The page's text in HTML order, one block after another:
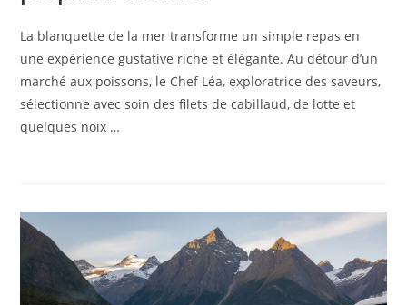
La blanquette de la mer transforme un simple repas en
une expérience gustative riche et élégante. Au détour d’un
marché aux poissons, le Chef Léa, exploratrice des saveurs,
sélectionne avec soin des filets de cabillaud, de lotte et
quelques noix …